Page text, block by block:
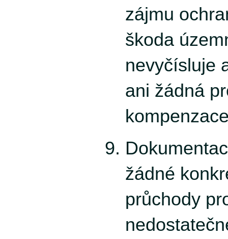
zájmu
škoda
nevyčísluje
ani žádná
žádné
průchody